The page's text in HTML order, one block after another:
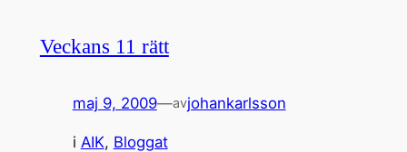
Veckans 11 rätt
maj 9, 2009—avjohankarlsson
i AIK, Bloggat